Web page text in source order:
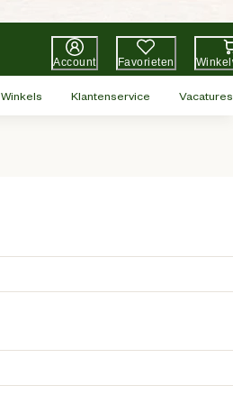
Account Favorieten
Winkels Klantenservice Vacatures